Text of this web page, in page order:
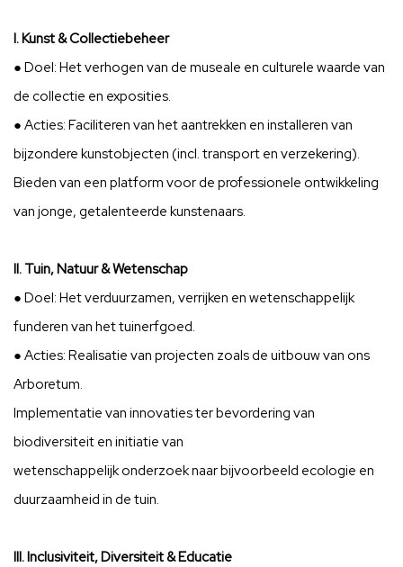
I. Kunst & Collectiebeheer
● Doel: Het verhogen van de museale en culturele waarde van
de collectie en exposities.
● Acties: Faciliteren van het aantrekken en installeren van
bijzondere kunstobjecten (incl. transport en verzekering).
Bieden van een platform voor de professionele ontwikkeling
van jonge, getalenteerde kunstenaars.
II. Tuin, Natuur & Wetenschap
● Doel: Het verduurzamen, verrijken en wetenschappelijk
funderen van het tuinerfgoed.
● Acties: Realisatie van projecten zoals de uitbouw van ons
Arboretum.
Implementatie van innovaties ter bevordering van
biodiversiteit en initiatie van
wetenschappelijk onderzoek naar bijvoorbeeld ecologie en
duurzaamheid in de tuin.
III. Inclusiviteit, Diversiteit & Educatie